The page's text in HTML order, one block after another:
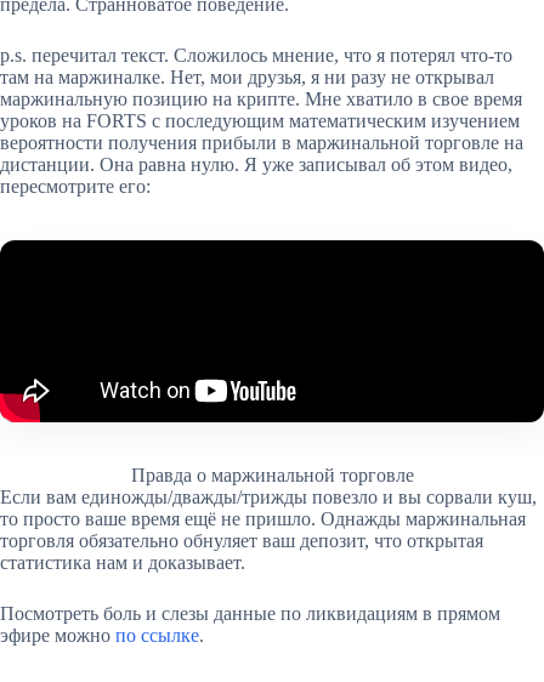
предела. Странноватое поведение.
p.s. перечитал текст. Сложилось мнение, что я потерял что-то
там на маржиналке. Нет, мои друзья, я ни разу не открывал
маржинальную позицию на крипте. Мне хватило в свое время
уроков на FORTS с последующим математическим изучением
вероятности получения прибыли в маржинальной торговле на
дистанции. Она равна нулю. Я уже записывал об этом видео,
пересмотрите его:
Правда о маржинальной торговле
Если вам единожды/дважды/трижды повезло и вы сорвали куш,
то просто ваше время ещё не пришло. Однажды маржинальная
торговля обязательно обнуляет ваш депозит, что открытая
статистика нам и доказывает.
Посмотреть боль и слезы данные по ликвидациям в прямом
эфире можно по ссылке.